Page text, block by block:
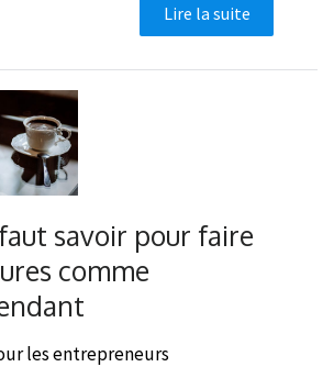
Lire la suite
faut savoir pour faire
comme
les entrepreneurs